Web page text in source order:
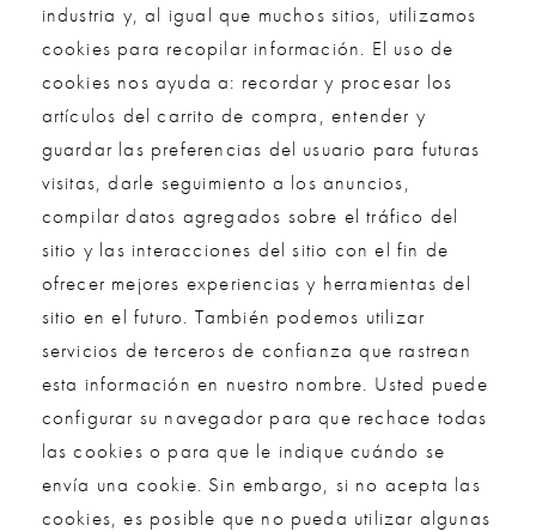
industria y, al igual que muchos sitios, utilizamos
cookies para recopilar información. El uso de
cookies nos ayuda a: recordar y procesar los
artículos del carrito de compra, entender y
guardar las preferencias del usuario para futuras
visitas, darle seguimiento a los anuncios,
compilar datos agregados sobre el tráfico del
sitio y las interacciones del sitio con el fin de
ofrecer mejores experiencias y herramientas del
sitio en el futuro. También podemos utilizar
servicios de terceros de confianza que rastrean
esta información en nuestro nombre. Usted puede
configurar su navegador para que rechace todas
las cookies o para que le indique cuándo se
envía una cookie. Sin embargo, si no acepta las
cookies, es posible que no pueda utilizar algunas